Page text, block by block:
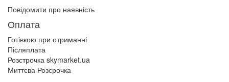
Повідомити про наявність
Оплата
Готівкою при отриманні
Післяплата
Розстрочка skymarket.ua
Миттєва Розсрочка